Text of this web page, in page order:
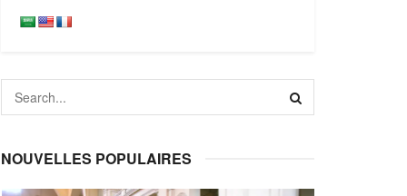
NOUVELLES POPULAIRES